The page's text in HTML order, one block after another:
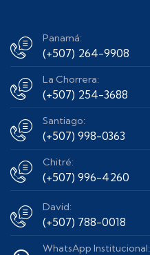
Panamá:
(+507) 264-9908
La Chorrera:
(+507) 254-3688
Santiago:
(+507) 998-0363
Chitré:
(+507) 996-4260
David:
(+507) 788-0018
WhatsApp Institucional: